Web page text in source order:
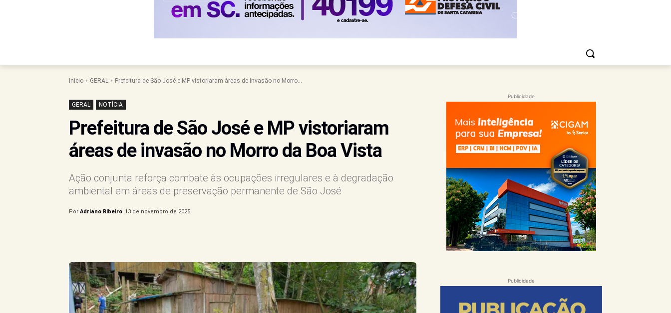
Início GERAL Prefeitura de São José e MP vistoriaram áreas de invasão no Morro...
GERAL NOTÍCIA
Prefeitura de São José e MP vistoriaram
áreas de invasão no Morro da Boa Vista
Ação conjunta reforça combate às ocupações irregulares e à degradação
ambiental em áreas de preservação permanente de São José
Por Adriano Ribeiro 13 de novembro de 2025
Publicidade
Publicidade